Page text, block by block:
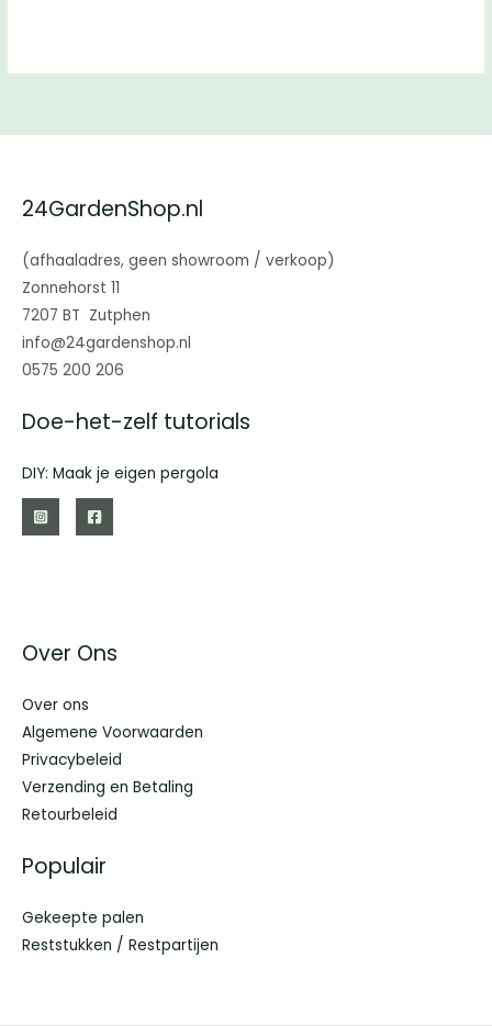
24GardenShop.nl
(afhaaladres, geen showroom / verkoop)
Zonnehorst 11
7207 BT Zutphen
info@24gardenshop.nl
0575 200 206
Doe-het-zelf tutorials
DIY: Maak je eigen pergola
Over Ons
Over ons
Algemene Voorwaarden
Privacybeleid
Verzending en Betaling
Retourbeleid
Populair
Gekeepte palen
Reststukken / Restpartijen